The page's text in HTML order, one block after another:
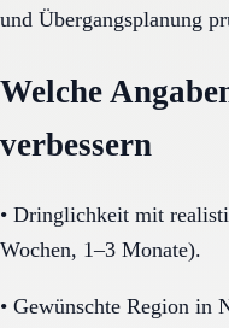
und Übergangsplanung
Welche
verbessern
• Dringlichkeit mit
Wochen, 1–3 Monate).
• Gewünschte Region in